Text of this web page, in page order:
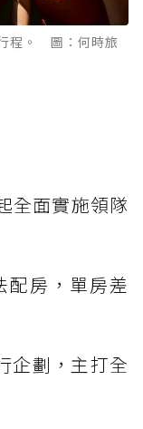
程。 圖：何時旅
全面實施領隊
配房，單房差
企劃，主打全